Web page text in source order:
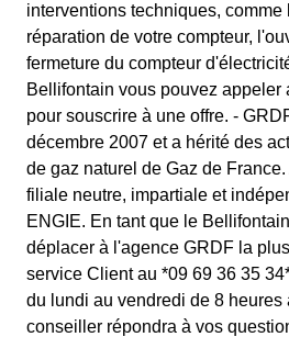
interventions techniques,
réparation de votre compteur,
fermeture du compteur
Bellifontain vous pouvez appeler
pour souscrire à une offre. -
décembre 2007 et a hérité des
de gaz naturel de Gaz de
filiale neutre, impartiale et
ENGIE. En tant que le
déplacer à l'agence GRDF la
service Client au *09 69 36 35
du lundi au vendredi de 8 heures
conseiller répondra à vos